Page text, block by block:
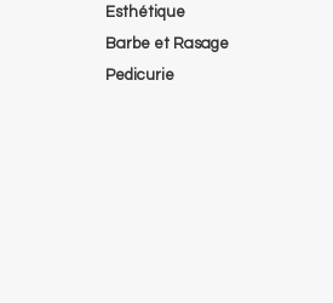
Esthétique
Barbe et Rasage
Pedicurie